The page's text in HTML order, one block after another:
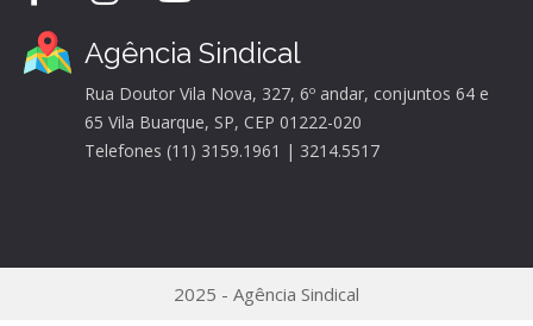
Agência Sindical
Rua Doutor Vila Nova, 327, 6º andar, conjuntos 64 e
65 Vila Buarque, SP, CEP 01222-020
Telefones (11) 3159.1961 | 3214.5517
2025 - Agência Sindical